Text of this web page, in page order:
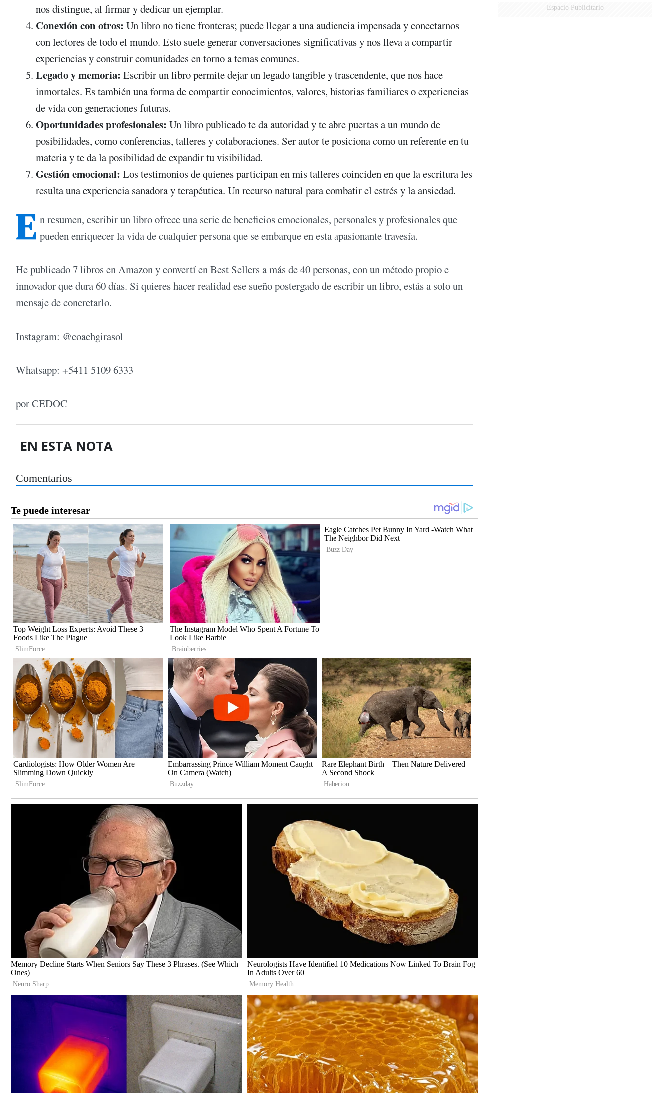
nos distingue, al firmar y dedicar un ejemplar.
Conexión con otros: Un libro no tiene fronteras; puede llegar a una audiencia impensada y conectarnos
con lectores de todo el mundo. Esto suele generar conversaciones significativas y nos lleva a compartir
experiencias y construir comunidades en torno a temas comunes.
Legado y memoria: Escribir un libro permite dejar un legado tangible y trascendente, que nos hace
inmortales. Es también una forma de compartir conocimientos, valores, historias familiares o experiencias
de vida con generaciones futuras.
Oportunidades profesionales: Un libro publicado te da autoridad y te abre puertas a un mundo de
posibilidades, como conferencias, talleres y colaboraciones. Ser autor te posiciona como un referente en tu
materia y te da la posibilidad de expandir tu visibilidad.
Gestión emocional: Los testimonios de quienes participan en mis talleres coinciden en que la escritura les
resulta una experiencia sanadora y terapéutica. Un recurso natural para combatir el estrés y la ansiedad.
E n resumen, escribir un libro ofrece una serie de beneficios emocionales, personales y profesionales que
pueden enriquecer la vida de cualquier persona que se embarque en esta apasionante travesía.
He publicado 7 libros en Amazon y convertí en Best Sellers a más de 40 personas, con un método propio e
innovador que dura 60 días. Si quieres hacer realidad ese sueño postergado de escribir un libro, estás a solo un
mensaje de concretarlo.
Instagram: @coachgirasol
Whatsapp: +5411 5109 6333
por CEDOC
EN ESTA NOTA
Comentarios
Espacio Publicitario